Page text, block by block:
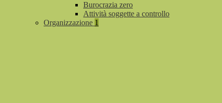
Burocrazia zero
Attività soggette a controllo
Organizzazione 1